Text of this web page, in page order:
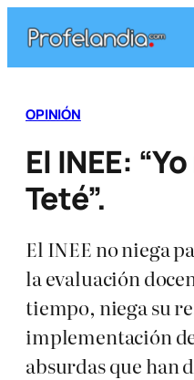
contenido
OPINIÓN
El INEE:
Teté”.
El INEE no niega
la evaluación
tiempo, niega su
implementación
absurdas que han